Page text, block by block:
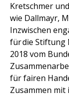
Kretschmer
wie Dallmayr,
Inzwischen
für die Stiftung
2018 vom
für fairen
Zusammen mit